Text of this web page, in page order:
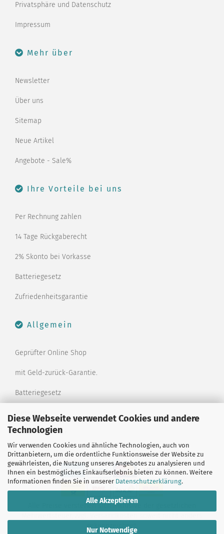
Diese Webseite verwendet Cookies und andere
Technologien
Wir verwenden Cookies und ähnliche Technologien, auch von
Drittanbietern, um die ordentliche Funktionsweise der Website zu
gewährleisten, die Nutzung unseres Angebotes zu analysieren und
Ihnen ein bestmögliches Einkaufserlebnis bieten zu können. Weitere
Informationen finden Sie in unserer Datenschutzerklärung.
Alle Akzeptieren
Nur Notwendige
Privatsphäre und Datenschutz
Impressum
Mehr über
Newsletter
Über uns
Sitemap
Neue Artikel
Angebote - Sale%
Ihre Vorteile bei uns
Per Rechnung zahlen
14 Tage Rückgaberecht
2% Skonto bei Vorkasse
Batteriegesetz
Zufriedenheitsgarantie
Allgemein
Geprüfter Online Shop
mit Geld-zurück-Garantie.
Batteriegesetz
Merkzettel
Kontaktformular
Alle Preise verstehen sich inklusive der gesetzlichen
gekennzeichnet.